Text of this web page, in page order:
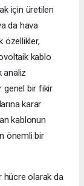
için üretilen
da hava
özellikler,
kablo
analiz
genel bir fikir
karar
kablonun
önemli bir
hücre olarak da